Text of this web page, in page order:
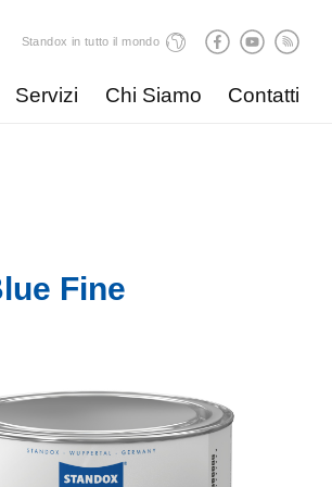
Standox in tutto il mondo
Servizi Chi Siamo Contatti
Fine